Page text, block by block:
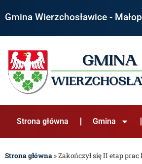
Gmina Wierzchosławice -
Strona główna Gmina
Strona główna »Zakończył się II etap